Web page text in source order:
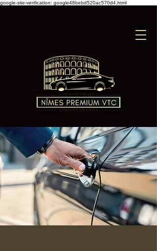
google-site-verification: google48bebd520ac570d4.html